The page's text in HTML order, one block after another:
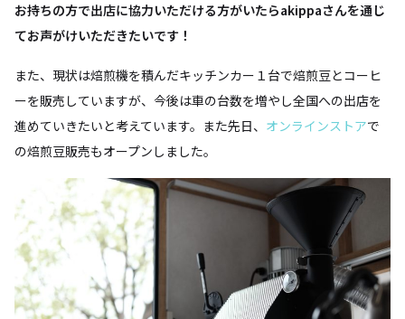
お持ちの方で出店に協力いただける方がいたらakippaさんを通じ
てお声がけいただきたいです！
また、現状は​​焙煎機を積んだキッチンカー１台で焙煎豆とコーヒ
ーを販売していますが、今後は車の台数を増やし全国への出店を
進めていきたいと考えています。また先日、 オンラインストアで
の焙煎豆販売もオープンしました。